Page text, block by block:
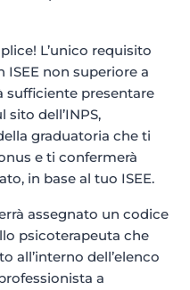
L’unico requisito
ISEE non superiore a
sufficiente presentare
dell’INPS,
graduatoria che ti
e ti confermerà
in base al tuo ISEE.
assegnato un codice
psicoterapeuta che
all’interno dell’elenco
a